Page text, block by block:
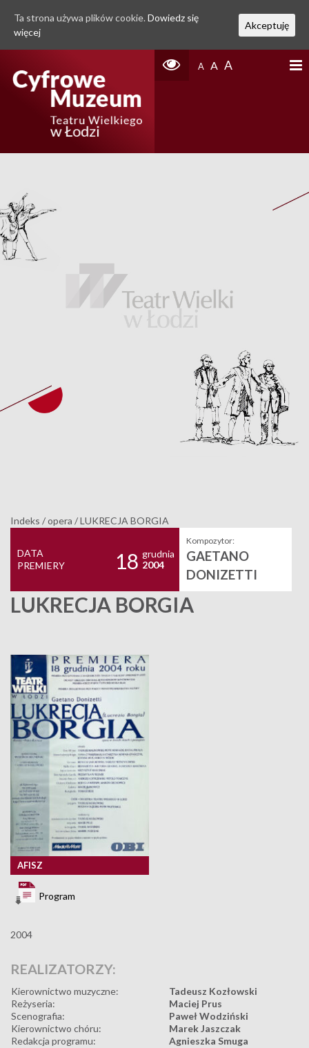
A A A
Indeks /opera /LUKRECJA BORGIA
DATA
PREMIERY
18 grudnia
2004
Kompozytor:
GAETANO
DONIZETTI
LUKRECJA BORGIA
AFISZ
Program
2004
REALIZATORZY:
Kierownictwo muzyczne:
Tadeusz Kozłowski
Reżyseria:
Maciej Prus
Scenografia:
Paweł Wodziński
Kierownictwo chóru:
Marek Jaszczak
Redakcja programu:
Agnieszka Smuga
Ta strona używa plików cookie. Dowiedz się
więcej
Akceptuję